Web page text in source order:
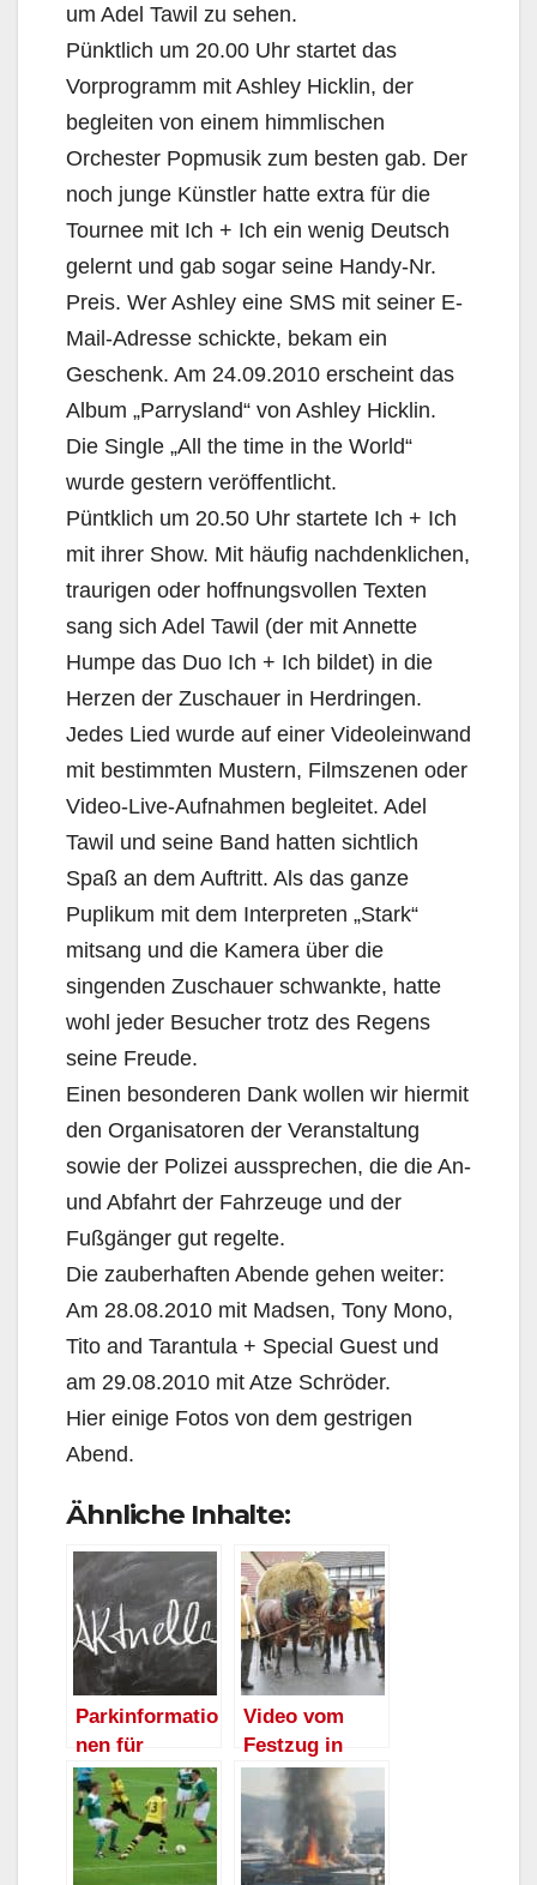
um Adel Tawil zu sehen.
Pünktlich um 20.00 Uhr startet das
Vorprogramm mit Ashley Hicklin, der
begleiten von einem himmlischen
Orchester Popmusik zum besten gab. Der
noch junge Künstler hatte extra für die
Tournee mit Ich + Ich ein wenig Deutsch
gelernt und gab sogar seine Handy-Nr.
Preis. Wer Ashley eine SMS mit seiner E-
Mail-Adresse schickte, bekam ein
Geschenk. Am 24.09.2010 erscheint das
Album „Parrysland“ von Ashley Hicklin.
Die Single „All the time in the World“
wurde gestern veröffentlicht.
Püntklich um 20.50 Uhr startete Ich + Ich
mit ihrer Show. Mit häufig nachdenklichen,
traurigen oder hoffnungsvollen Texten
sang sich Adel Tawil (der mit Annette
Humpe das Duo Ich + Ich bildet) in die
Herzen der Zuschauer in Herdringen.
Jedes Lied wurde auf einer Videoleinwand
mit bestimmten Mustern, Filmszenen oder
Video-Live-Aufnahmen begleitet. Adel
Tawil und seine Band hatten sichtlich
Spaß an dem Auftritt. Als das ganze
Puplikum mit dem Interpreten „Stark“
mitsang und die Kamera über die
singenden Zuschauer schwankte, hatte
wohl jeder Besucher trotz des Regens
seine Freude.
Einen besonderen Dank wollen wir hiermit
den Organisatoren der Veranstaltung
sowie der Polizei aussprechen, die die An-
und Abfahrt der Fahrzeuge und der
Fußgänger gut regelte.
Die zauberhaften Abende gehen weiter:
Am 28.08.2010 mit Madsen, Tony Mono,
Tito and Tarantula + Special Guest und
am 29.08.2010 mit Atze Schröder.
Hier einige Fotos von dem gestrigen
Abend.
Ähnliche Inhalte:
Parkinformatio
nen für
„Zauberhafte
Abende 2010“
am Herdringer
Schloss
Video vom
Festzug in
Herdringen
und mehr als
300 Fotos
online!